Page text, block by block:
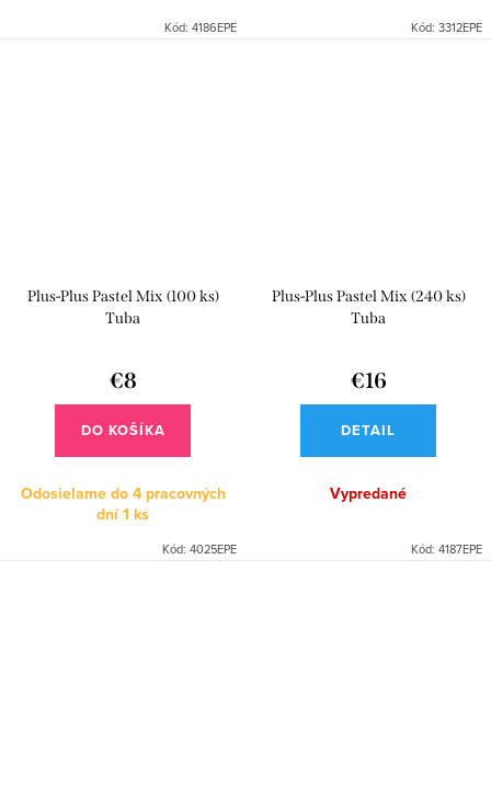
Kód: 4186EPE Kód: 3312EPE
Plus-Plus Pastel Mix (100 ks)
Tuba
€8
DO KOŠÍKA
Odosielame do 4 pracovných
dní1 ks
Kód: 4025EPE
Plus-Plus Pastel Mix (240 ks)
Tuba
€16
DETAIL
Vypredané
Kód: 4187EPE